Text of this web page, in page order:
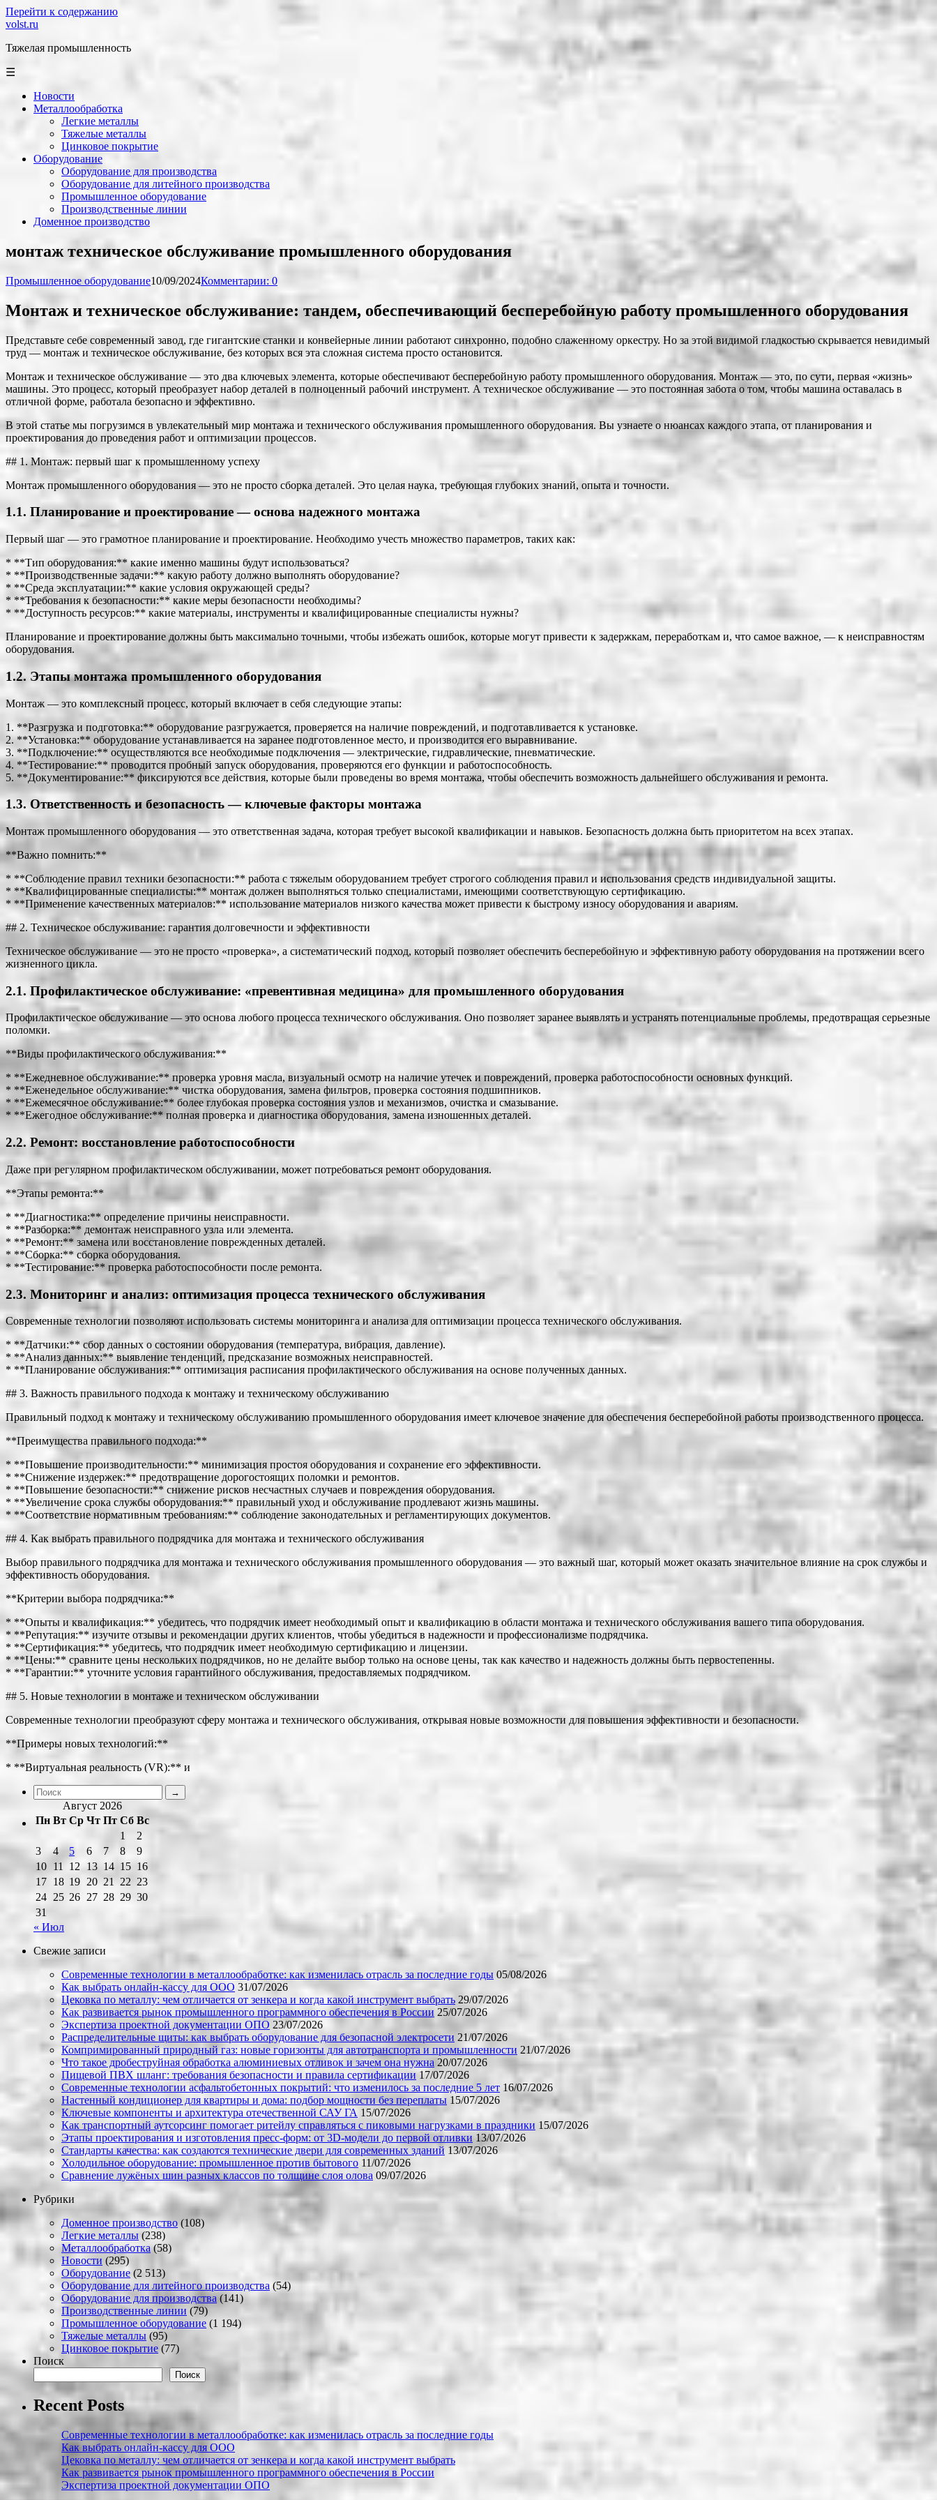
Перейти к содержанию
volst.ru
Тяжелая промышленность
☰
Новости
Металлообработка
Легкие металлы
Тяжелые металлы
Цинковое покрытие
Оборудование
Оборудование для производства
Оборудование для литейного производства
Промышленное оборудование
Производственные линии
Доменное производство
монтаж техническое обслуживание промышленного оборудования
Промышленное оборудование10/09/2024Комментарии: 0
Монтаж и техническое обслуживание: тандем, обеспечивающий бесперебойную работу промышленного оборудования
Представьте себе современный завод, где гигантские станки и конвейерные линии работают синхронно, подобно слаженному оркестру. Но за этой видимой гладкостью скрывается невидимый
труд — монтаж и техническое обслуживание, без которых вся эта сложная система просто остановится.
Монтаж и техническое обслуживание — это два ключевых элемента, которые обеспечивают бесперебойную работу промышленного оборудования. Монтаж — это, по сути, первая «жизнь»
машины. Это процесс, который преобразует набор деталей в полноценный рабочий инструмент. А техническое обслуживание — это постоянная забота о том, чтобы машина оставалась в
отличной форме, работала безопасно и эффективно.
В этой статье мы погрузимся в увлекательный мир монтажа и технического обслуживания промышленного оборудования. Вы узнаете о нюансах каждого этапа, от планирования и
проектирования до проведения работ и оптимизации процессов.
## 1. Монтаж: первый шаг к промышленному успеху
Монтаж промышленного оборудования — это не просто сборка деталей. Это целая наука, требующая глубоких знаний, опыта и точности.
1.1. Планирование и проектирование — основа надежного монтажа
Первый шаг — это грамотное планирование и проектирование. Необходимо учесть множество параметров, таких как:
* **Тип оборудования:** какие именно машины будут использоваться?
* **Производственные задачи:** какую работу должно выполнять оборудование?
* **Среда эксплуатации:** какие условия окружающей среды?
* **Требования к безопасности:** какие меры безопасности необходимы?
* **Доступность ресурсов:** какие материалы, инструменты и квалифицированные специалисты нужны?
Планирование и проектирование должны быть максимально точными, чтобы избежать ошибок, которые могут привести к задержкам, переработкам и, что самое важное, — к неисправностям
оборудования.
1.2. Этапы монтажа промышленного оборудования
Монтаж — это комплексный процесс, который включает в себя следующие этапы:
1. **Разгрузка и подготовка:** оборудование разгружается, проверяется на наличие повреждений, и подготавливается к установке.
2. **Установка:** оборудование устанавливается на заранее подготовленное место, и производится его выравнивание.
3. **Подключение:** осуществляются все необходимые подключения — электрические, гидравлические, пневматические.
4. **Тестирование:** проводится пробный запуск оборудования, проверяются его функции и работоспособность.
5. **Документирование:** фиксируются все действия, которые были проведены во время монтажа, чтобы обеспечить возможность дальнейшего обслуживания и ремонта.
1.3. Ответственность и безопасность — ключевые факторы монтажа
Монтаж промышленного оборудования — это ответственная задача, которая требует высокой квалификации и навыков. Безопасность должна быть приоритетом на всех этапах.
**Важно помнить:**
* **Соблюдение правил техники безопасности:** работа с тяжелым оборудованием требует строгого соблюдения правил и использования средств индивидуальной защиты.
* **Квалифицированные специалисты:** монтаж должен выполняться только специалистами, имеющими соответствующую сертификацию.
* **Применение качественных материалов:** использование материалов низкого качества может привести к быстрому износу оборудования и авариям.
## 2. Техническое обслуживание: гарантия долговечности и эффективности
Техническое обслуживание — это не просто «проверка», а систематический подход, который позволяет обеспечить бесперебойную и эффективную работу оборудования на протяжении всего
жизненного цикла.
2.1. Профилактическое обслуживание: «превентивная медицина» для промышленного оборудования
Профилактическое обслуживание — это основа любого процесса технического обслуживания. Оно позволяет заранее выявлять и устранять потенциальные проблемы, предотвращая серьезные
поломки.
**Виды профилактического обслуживания:**
* **Ежедневное обслуживание:** проверка уровня масла, визуальный осмотр на наличие утечек и повреждений, проверка работоспособности основных функций.
* **Еженедельное обслуживание:** чистка оборудования, замена фильтров, проверка состояния подшипников.
* **Ежемесячное обслуживание:** более глубокая проверка состояния узлов и механизмов, очистка и смазывание.
* **Ежегодное обслуживание:** полная проверка и диагностика оборудования, замена изношенных деталей.
2.2. Ремонт: восстановление работоспособности
Даже при регулярном профилактическом обслуживании, может потребоваться ремонт оборудования.
**Этапы ремонта:**
* **Диагностика:** определение причины неисправности.
* **Разборка:** демонтаж неисправного узла или элемента.
* **Ремонт:** замена или восстановление поврежденных деталей.
* **Сборка:** сборка оборудования.
* **Тестирование:** проверка работоспособности после ремонта.
2.3. Мониторинг и анализ: оптимизация процесса технического обслуживания
Современные технологии позволяют использовать системы мониторинга и анализа для оптимизации процесса технического обслуживания.
* **Датчики:** сбор данных о состоянии оборудования (температура, вибрация, давление).
* **Анализ данных:** выявление тенденций, предсказание возможных неисправностей.
* **Планирование обслуживания:** оптимизация расписания профилактического обслуживания на основе полученных данных.
## 3. Важность правильного подхода к монтажу и техническому обслуживанию
Правильный подход к монтажу и техническому обслуживанию промышленного оборудования имеет ключевое значение для обеспечения бесперебойной работы производственного процесса.
**Преимущества правильного подхода:**
* **Повышение производительности:** минимизация простоя оборудования и сохранение его эффективности.
* **Снижение издержек:** предотвращение дорогостоящих поломки и ремонтов.
* **Повышение безопасности:** снижение рисков несчастных случаев и повреждения оборудования.
* **Увеличение срока службы оборудования:** правильный уход и обслуживание продлевают жизнь машины.
* **Соответствие нормативным требованиям:** соблюдение законодательных и регламентирующих документов.
## 4. Как выбрать правильного подрядчика для монтажа и технического обслуживания
Выбор правильного подрядчика для монтажа и технического обслуживания промышленного оборудования — это важный шаг, который может оказать значительное влияние на срок службы и
эффективность оборудования.
**Критерии выбора подрядчика:**
* **Опыты и квалификация:** убедитесь, что подрядчик имеет необходимый опыт и квалификацию в области монтажа и технического обслуживания вашего типа оборудования.
* **Репутация:** изучите отзывы и рекомендации других клиентов, чтобы убедиться в надежности и профессионализме подрядчика.
* **Сертификация:** убедитесь, что подрядчик имеет необходимую сертификацию и лицензии.
* **Цены:** сравните цены нескольких подрядчиков, но не делайте выбор только на основе цены, так как качество и надежность должны быть первостепенны.
* **Гарантии:** уточните условия гарантийного обслуживания, предоставляемых подрядчиком.
## 5. Новые технологии в монтаже и техническом обслуживании
Современные технологии преобразуют сферу монтажа и технического обслуживания, открывая новые возможности для повышения эффективности и безопасности.
**Примеры новых технологий:**
* **Виртуальная реальность (VR):** и
Август 2026
Пн Вт Ср Чт Пт Сб Вс
1
2
3
4 5 6 7 8
9
10 11 12 13 14 15 16
17 18 19 20 21 22 23
24 25 26 27 28 29 30
31
« Июл
Свежие записи
Современные технологии в металлообработке: как изменилась отрасль за последние годы 05/08/2026
Как выбрать онлайн-кассу для ООО 31/07/2026
Цековка по металлу: чем отличается от зенкера и когда какой инструмент выбрать 29/07/2026
Как развивается рынок промышленного программного обеспечения в России 25/07/2026
Экспертиза проектной документации ОПО 23/07/2026
Распределительные щиты: как выбрать оборудование для безопасной электросети 21/07/2026
Компримированный природный газ: новые горизонты для автотранспорта и промышленности 21/07/2026
Что такое дробеструйная обработка алюминиевых отливок и зачем она нужна 20/07/2026
Пищевой ПВХ шланг: требования безопасности и правила сертификации 17/07/2026
Современные технологии асфальтобетонных покрытий: что изменилось за последние 5 лет 16/07/2026
Настенный кондиционер для квартиры и дома: подбор мощности без переплаты 15/07/2026
Ключевые компоненты и архитектура отечественной САУ ГА 15/07/2026
Как транспортный аутсорсинг помогает ритейлу справляться с пиковыми нагрузками в праздники 15/07/2026
Этапы проектирования и изготовления пресс-форм: от 3D-модели до первой отливки 13/07/2026
Стандарты качества: как создаются технические двери для современных зданий 13/07/2026
Холодильное оборудование: промышленное против бытового 11/07/2026
Сравнение лужёных шин разных классов по толщине слоя олова 09/07/2026
Рубрики
Доменное производство (108)
Легкие металлы (238)
Металлообработка(58)
Новости (295)
Оборудование (2 513)
Оборудование для литейного производства (54)
Оборудование для производства (141)
Производственные линии (79)
Промышленное оборудование (1 194)
Тяжелые металлы (95)
Цинковое покрытие (77)
Поиск
Поиск
Recent Posts
Современные технологии в металлообработке: как изменилась отрасль за последние годы
Как выбрать онлайн-кассу для ООО
Цековка по металлу: чем отличается от зенкера и когда какой инструмент выбрать
Как развивается рынок промышленного программного обеспечения в России
Экспертиза проектной документации ОПО